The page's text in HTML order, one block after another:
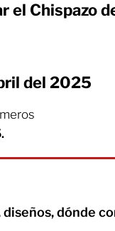
el Chispazo
del 2025
dónde